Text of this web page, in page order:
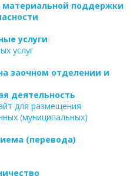
поддержки
услуги
услуг
заочном отделении и
деятельность
для размещения
(муниципальных)
(перевода)